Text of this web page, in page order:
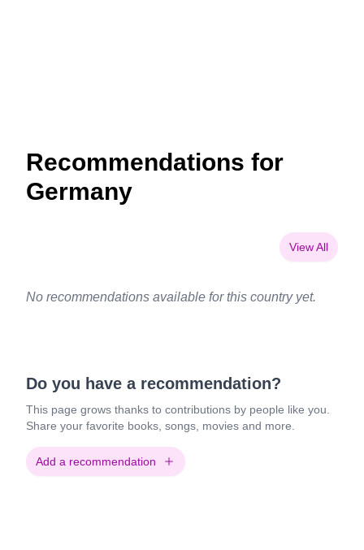
Recommendations for
Germany
View All
No recommendations available for this country yet.
Do you have a recommendation?
This page grows thanks to contributions by people like you.
Share your favorite books, songs, movies and more.
Add a recommendation